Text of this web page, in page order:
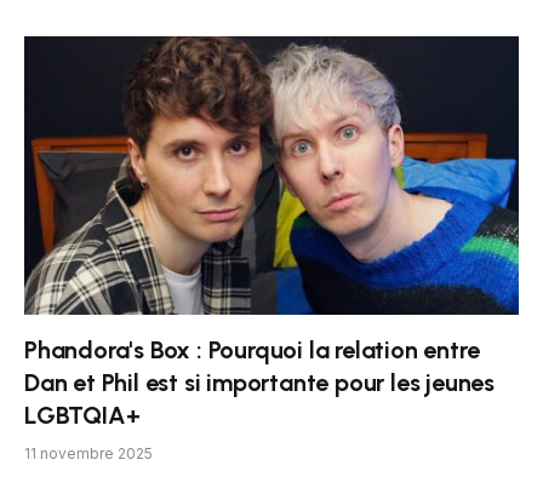
Phandora's Box : Pourquoi la relation entre
Dan et Phil est si importante pour les jeunes
LGBTQIA+
11 novembre 2025